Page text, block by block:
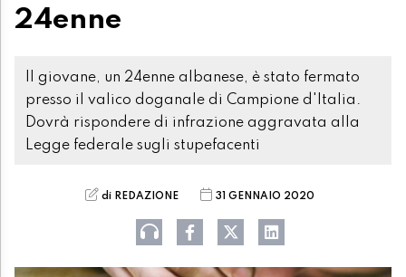
24enne
Il giovane, un 24enne albanese, è stato fermato
presso il valico doganale di Campione d'Italia.
Dovrà rispondere di infrazione aggravata alla
Legge federale sugli stupefacenti
di REDAZIONE 31 GENNAIO 2020